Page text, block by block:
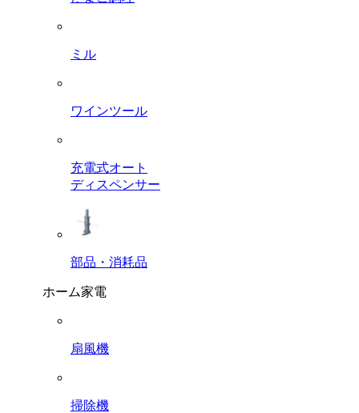
ミル
ワインツール
充電式オート
ディスペンサー
部品・消耗品
ホーム家電
扇風機
掃除機